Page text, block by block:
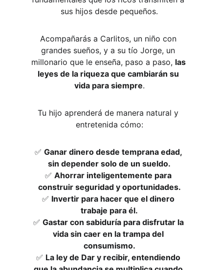
sus hijos desde pequeños.
Acompañarás a Carlitos, un niño con
grandes sueños, y a su tío Jorge, un
millonario que le enseña, paso a paso, las
leyes de la riqueza que cambiarán su
vida para siempre.
Tu hijo aprenderá de manera natural y
entretenida cómo:
✅ Ganar dinero desde temprana edad,
sin depender solo de un sueldo.
✅ Ahorrar inteligentemente para
construir seguridad y oportunidades.
✅ Invertir para hacer que el dinero
trabaje para él.
✅ Gastar con sabiduría para disfrutar la
vida sin caer en la trampa del
consumismo.
✅ La ley de Dar y recibir, entendiendo